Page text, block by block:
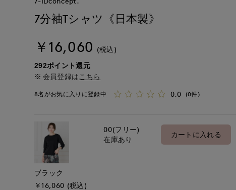
7分袖Tシャツ《日本製》
￥16,060 (税込)
292ポイント還元
会員登録は こちら
8名がお気に入りに登録中 0.0 (0件)
ブラック
￥16,060 (税込)
00(フリー)
在庫あり
カートに入れる